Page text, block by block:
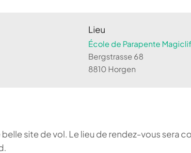
Lieu
École de Parapente
Bergstrasse 68
8810 Horgen
site de vol. Le lieu de rendez-vous sera